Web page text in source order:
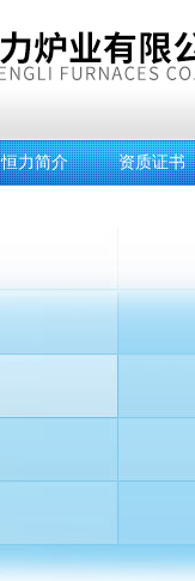
恒力简介 资质证书